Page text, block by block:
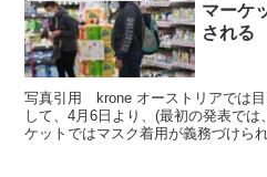
マーケ
される
写真引用 krone オーストリアでは目
して、4月6日より、(最初の発表で
ケットではマスク着用が義務づけら